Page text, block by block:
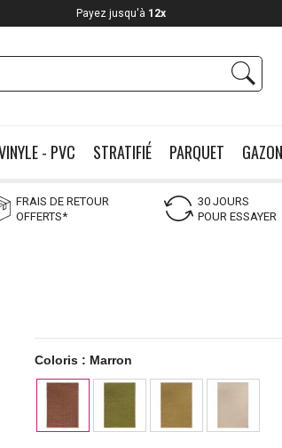
- PVC STRATIFIÉ PARQUET GAZON
FRAIS DE RETOUR
OFFERTS*
30 JOURS
POUR ESSAYER
Coloris : Marron
Payez jusqu'à 12x